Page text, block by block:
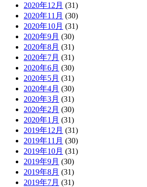
2020年12月 (31)
2020年11月 (30)
2020年10月 (31)
2020年9月 (30)
2020年8月 (31)
2020年7月 (31)
2020年6月 (30)
2020年5月 (31)
2020年4月 (30)
2020年3月 (31)
2020年2月 (30)
2020年1月 (31)
2019年12月 (31)
2019年11月 (30)
2019年10月 (31)
2019年9月 (30)
2019年8月 (31)
2019年7月 (31)